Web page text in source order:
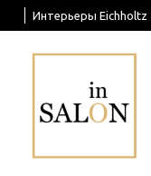
Интерьеры Eichholtz